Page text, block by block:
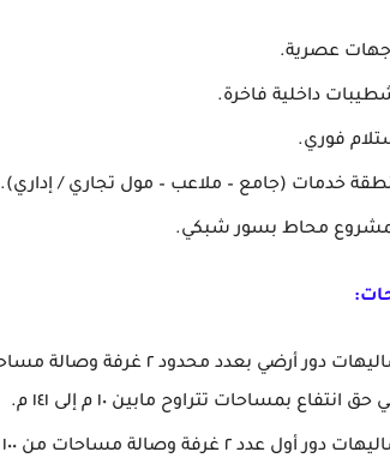
عصرية.
داخلية فاخرة.
فوري.
خدمات (جامع – ملاعب – مول تجاري / إداري).
محاط بسور شبكي.
حق انتفاع بمساحات تتراوح مابين ١٠ م إلى ١٤١ م.
دور أول عدد ٢ غرفة وصالة مساحات من ١٠٠ إلى ١٠٨.